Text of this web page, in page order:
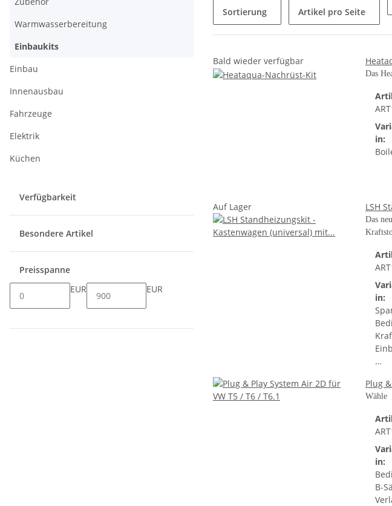
Sortierung Artikel pro Seite
Bald wieder verfügbar
Das
in:
Auf Lager LSH
Das
in:
…
Plug
Wähle
in:
B-
Warmwasserbereitung
Einbaukits
Einbau
Innenausbau
Fahrzeuge
Elektrik
Küchen
Verfügbarkeit
Besondere Artikel
Preisspanne
EUR
EUR